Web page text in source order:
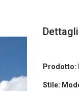
Prodotto:
Stile: